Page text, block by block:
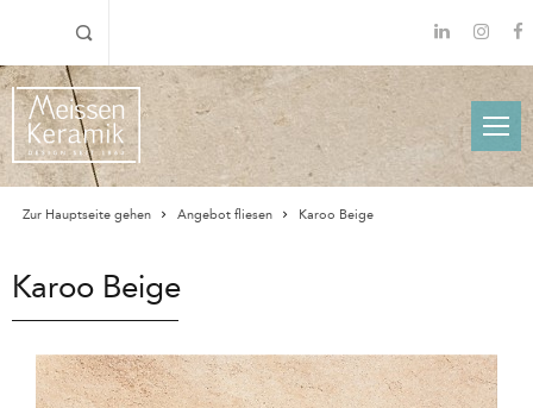
Zur Hauptseite gehen Angebot fliesen Karoo Beige
Karoo Beige